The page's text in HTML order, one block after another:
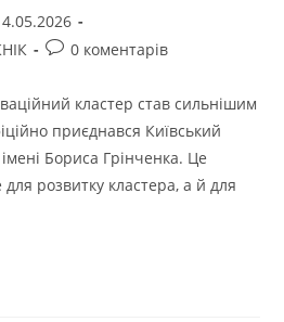
0 коментарів
кластер став сильнішим
приєднався Київський
Бориса Грінченка. Це
розвитку кластера, а й для